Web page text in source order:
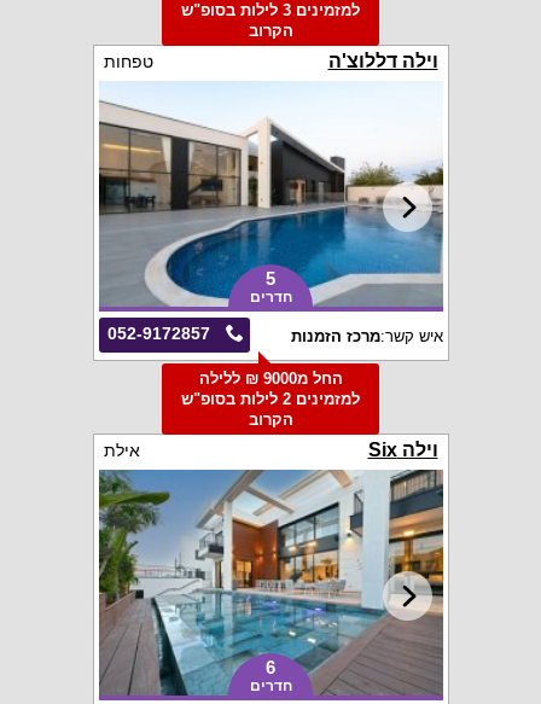
למזמינים 3 לילות בסופ"ש
הקרוב
וילה דללוצ'ה טפחות
5
חדרים
052-9172857 איש קשר:מרכז הזמנות
החל מ9000 ₪ ללילה
למזמינים 2 לילות בסופ"ש
הקרוב
וילה Six אילת
6
חדרים